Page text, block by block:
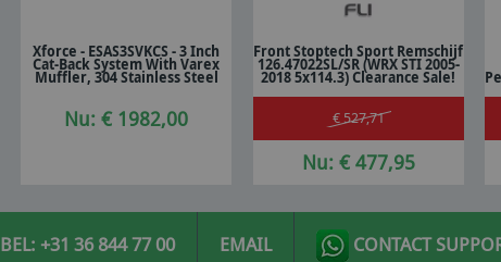
In winkelwagen
Xforce - ESAS3SVKCS - 3 Inch
Cat-Back System With Varex
Muffler, 304 Stainless Steel
Nu: € 1982,00
In winkelwagen
Front Stoptech Sport Remschijf
126.47022SL/SR (WRX STI 2005-
2018 5x114.3) Clearance Sale!
€ 527,71
Nu: € 477,95
BEL: +31 36 844 77 00 EMAIL CONTACT